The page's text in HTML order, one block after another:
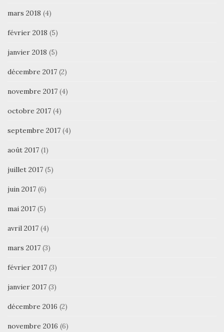
mars 2018 (4)
février 2018 (5)
janvier 2018 (5)
décembre 2017 (2)
novembre 2017 (4)
octobre 2017 (4)
septembre 2017 (4)
août 2017 (1)
juillet 2017 (5)
juin 2017 (6)
mai 2017 (5)
avril 2017 (4)
mars 2017 (3)
février 2017 (3)
janvier 2017 (3)
décembre 2016 (2)
novembre 2016 (6)